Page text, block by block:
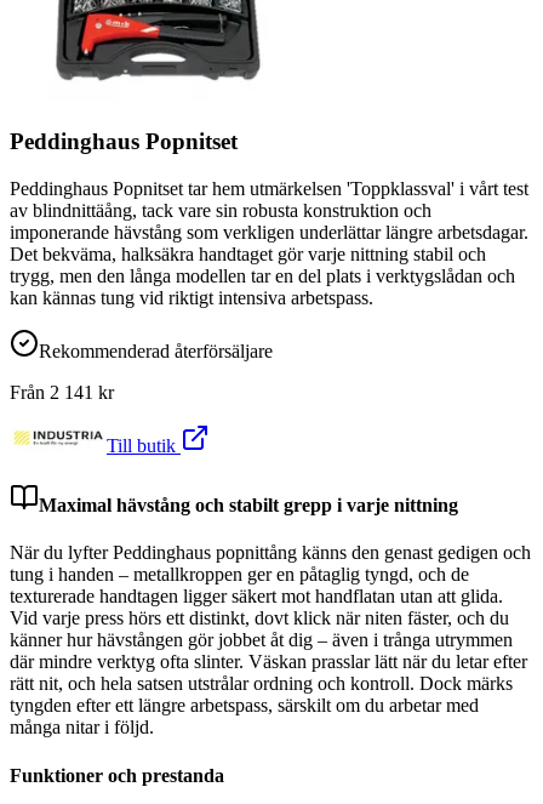
Peddinghaus Popnitset
Peddinghaus Popnitset tar hem utmärkelsen 'Toppklassval' i vårt test
av blindnittäång, tack vare sin robusta konstruktion och
imponerande hävstång som verkligen underlättar längre arbetsdagar.
Det bekväma, halksäkra handtaget gör varje nittning stabil och
trygg, men den långa modellen tar en del plats i verktygslådan och
kan kännas tung vid riktigt intensiva arbetspass.
Rekommenderad återförsäljare
Från 2 141 kr
Till butik
Maximal hävstång och stabilt grepp i varje nittning
När du lyfter Peddinghaus popnittång känns den genast gedigen och
tung i handen – metallkroppen ger en påtaglig tyngd, och de
texturerade handtagen ligger säkert mot handflatan utan att glida.
Vid varje press hörs ett distinkt, dovt klick när niten fäster, och du
känner hur hävstången gör jobbet åt dig – även i trånga utrymmen
där mindre verktyg ofta slinter. Väskan prasslar lätt när du letar efter
rätt nit, och hela satsen utstrålar ordning och kontroll. Dock märks
tyngden efter ett längre arbetspass, särskilt om du arbetar med
många nitar i följd.
Funktioner och prestanda